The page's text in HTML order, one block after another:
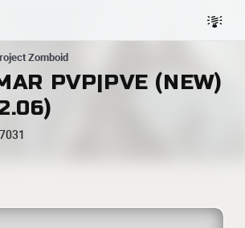
Zomboid
PVP|PVE (NEW)